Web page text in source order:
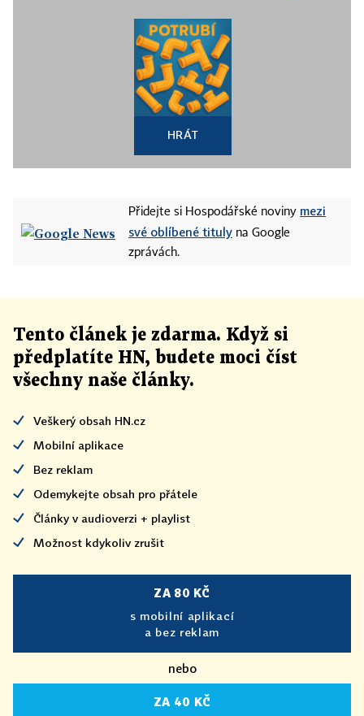
HRÁT
Přidejte si Hospodářské noviny mezi
své oblíbené tituly na Google
zprávách.
Tento článek je zdarma. Když si
předplatíte HN, budete moci číst
všechny naše články.
Veškerý obsah HN.cz
Mobilní aplikace
Bez reklam
Odemykejte obsah pro přátele
Články v audioverzi + playlist
Možnost kdykoliv zrušit
ZA 80 KČ
s mobilní aplikací
a bez reklam
nebo
ZA 40 KČ